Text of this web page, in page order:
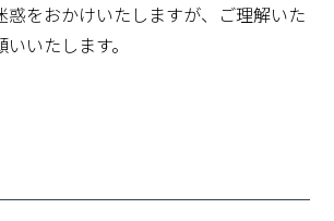
惑をおかけいたしますが、ご理解いた
いたします。